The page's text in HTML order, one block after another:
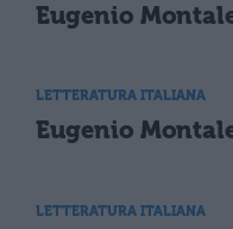
Eugenio
LETTERATURA ITALIANA
Eugenio
LETTERATURA ITALIANA